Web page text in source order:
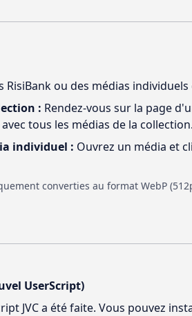
RisiBank ou des médias
: Rendez-vous sur la page
tous les médias de la collection.
individuel : Ouvrez un média et
converties au format WebP
UserScript)
JVC a été faite. Vous pouvez